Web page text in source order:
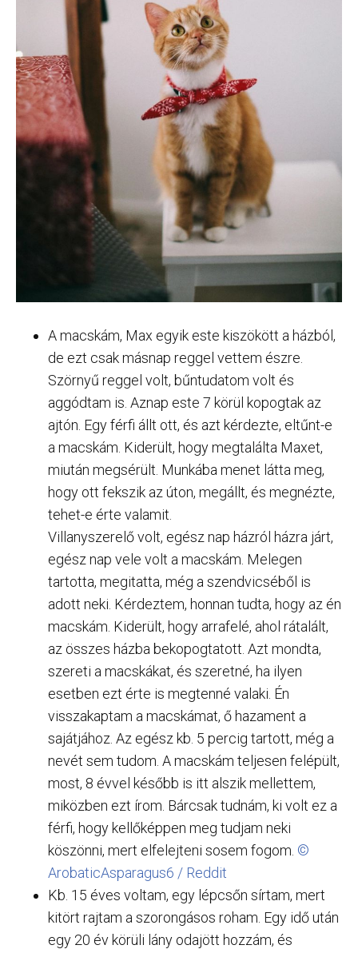
A macskám, Max egyik este kiszökött a házból,
de ezt csak másnap reggel vettem észre.
Szörnyű reggel volt, bűntudatom volt és
aggódtam is. Aznap este 7 körül kopogtak az
ajtón. Egy férfi állt ott, és azt kérdezte, eltűnt-e
a macskám. Kiderült, hogy megtalálta Maxet,
miután megsérült. Munkába menet látta meg,
hogy ott fekszik az úton, megállt, és megnézte,
tehet-e érte valamit.
Villanyszerelő volt, egész nap házról házra járt,
egész nap vele volt a macskám. Melegen
tartotta, megitatta, még a szendvicséből is
adott neki. Kérdeztem, honnan tudta, hogy az én
macskám. Kiderült, hogy arrafelé, ahol rátalált,
az összes házba bekopogtatott. Azt mondta,
szereti a macskákat, és szeretné, ha ilyen
esetben ezt érte is megtenné valaki. Én
visszakaptam a macskámat, ő hazament a
sajátjához. Az egész kb. 5 percig tartott, még a
nevét sem tudom. A macskám teljesen felépült,
most, 8 évvel később is itt alszik mellettem,
miközben ezt írom. Bárcsak tudnám, ki volt ez a
férfi, hogy kellőképpen meg tudjam neki
köszönni, mert elfelejteni sosem fogom. ©
ArobaticAsparagus6 / Reddit
Kb. 15 éves voltam, egy lépcsőn sírtam, mert
kitört rajtam a szorongásos roham. Egy idő után
egy 20 év körüli lány odajött hozzám, és